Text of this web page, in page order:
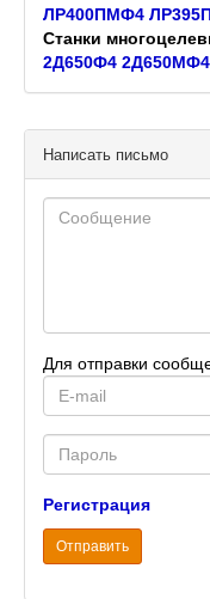
ЛР400ПМФ4
Станки
2Д650Ф4 2Д650МФ4
Написать письмо
Для отправки
mail
Password
Регистрация
Отправить